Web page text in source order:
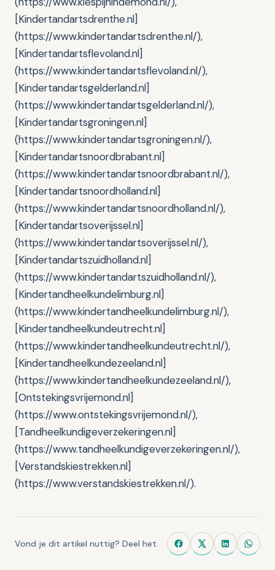
[Kindertandartsdrenthe.nl]
(https://www.kindertandartsdrenthe.nl/),
[Kindertandartsflevoland.nl]
(https://www.kindertandartsflevoland.nl/),
[Kindertandartsgelderland.nl]
(https://www.kindertandartsgelderland.nl/),
[Kindertandartsgroningen.nl]
(https://www.kindertandartsgroningen.nl/),
[Kindertandartsnoordbrabant.nl]
(https://www.kindertandartsnoordbrabant.nl/),
[Kindertandartsnoordholland.nl]
(https://www.kindertandartsnoordholland.nl/),
[Kindertandartsoverijssel.nl]
(https://www.kindertandartsoverijssel.nl/),
[Kindertandartszuidholland.nl]
(https://www.kindertandartszuidholland.nl/),
[Kindertandheelkundelimburg.nl]
(https://www.kindertandheelkundelimburg.nl/),
[Kindertandheelkundeutrecht.nl]
(https://www.kindertandheelkundeutrecht.nl/),
[Kindertandheelkundezeeland.nl]
(https://www.kindertandheelkundezeeland.nl/),
[Ontstekingsvrijemond.nl]
(https://www.ontstekingsvrijemond.nl/),
[Tandheelkundigeverzekeringen.nl]
(https://www.tandheelkundigeverzekeringen.nl/),
[Verstandskiestrekken.nl]
(https://www.verstandskiestrekken.nl/).
Vond je dit artikel nuttig? Deel het.